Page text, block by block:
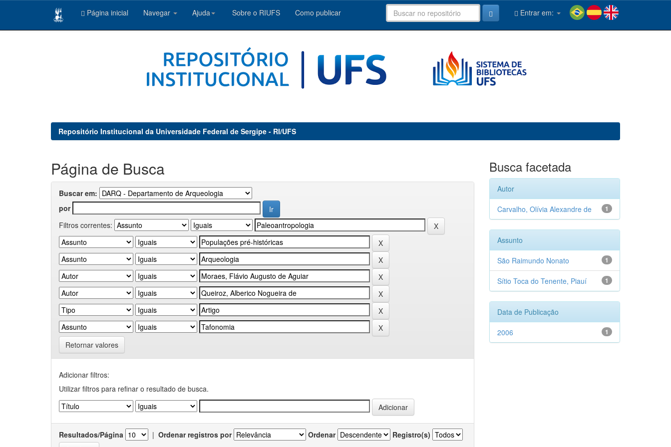
Página inicial Navegar Ajuda Sobre o RIUFS Como publicar Entrar em:
Repositório Institucional da Universidade Federal de Sergipe - RI/UFS
Página de Busca
Buscar em:
por
Filtros correntes:
Retornar valores
Adicionar filtros:
Utilizar filtros para refinar o resultado de busca.
Resultados/Página | Ordenar registros por Ordenar Registro(s)
Busca facetada
Autor
1
Carvalho, Olívia Alexandre de
Assunto
1
São Raimundo Nonato
1
Sítio Toca do Tenente, Piauí
Data de Publicação
1
2006